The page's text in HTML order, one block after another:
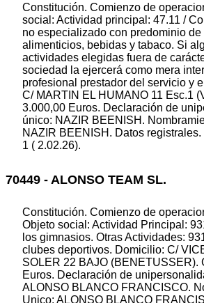
Constitución. Comienzo de
social: Actividad principal: 47.11 /
no especializado con predominio de
alimenticios, bebidas y tabaco. Si
actividades elegidas fuera de
sociedad la ejercerá como mera
profesional prestador del servicio y
C/ MARTIN EL HUMANO 11 Esc.1
3.000,00 Euros. Declaración de
único: NAZIR BEENISH.
NAZIR BEENISH. Datos
1 ( 2.02.26).
70449 - ALONSO TEAM SL.
Constitución. Comienzo de
Objeto social: Actividad Principal:
los gimnasios. Otras Actividades:
clubes deportivos. Domicilio: C/
SOLER 22 BAJO (BENETUSSER).
Euros. Declaración de
ALONSO BLANCO FRANCISCO.
Unico: ALONSO BLANCO